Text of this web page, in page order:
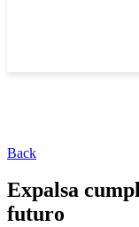
Back
Expalsa
futuro